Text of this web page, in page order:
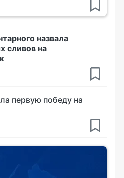
назвала
сливов на
первую победу на